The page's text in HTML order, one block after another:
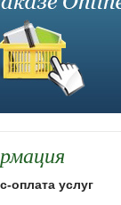
оплата услуг